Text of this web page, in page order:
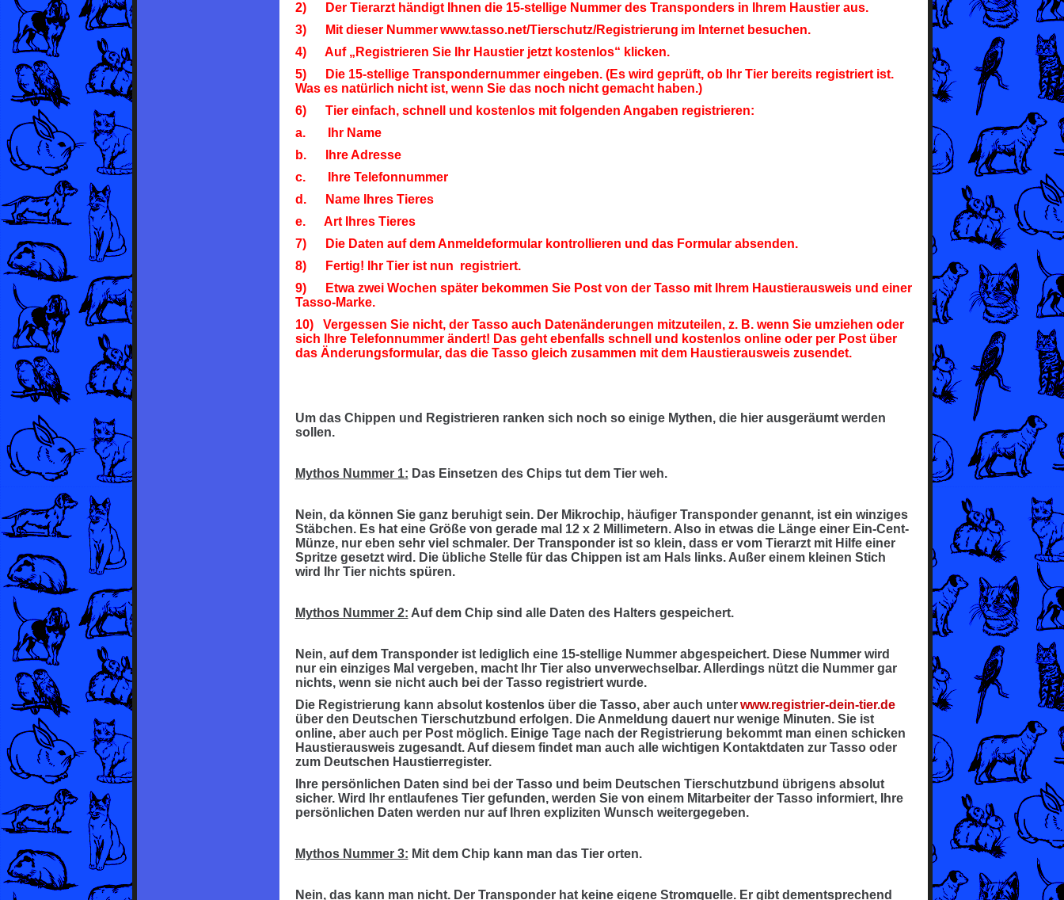
2) Der Tierarzt händigt Ihnen die 15-stellige Nummer des Transponders in Ihrem Haustier aus.
3) Mit dieser Nummer www.tasso.net/Tierschutz/Registrierung im Internet besuchen.
4) Auf „Registrieren Sie Ihr Haustier jetzt kostenlos“ klicken.
5) Die 15-stellige Transpondernummer eingeben. (Es wird geprüft, ob Ihr Tier bereits registriert ist.
Was es natürlich nicht ist, wenn Sie das noch nicht gemacht haben.)
6) Tier einfach, schnell und kostenlos mit folgenden Angaben registrieren:
a. Ihr Name
b. Ihre Adresse
c. Ihre Telefonnummer­
d. Name Ihres Tieres
e. Art Ihres Tieres
7) Die Daten auf dem Anmeldeformular kontrollieren und das Formular absenden.
8) Fertig! Ihr Tier ist nun registriert.
9) Etwa zwei Wochen später bekommen Sie Post von der Tasso mit Ihrem Haustierausweis und einer
Tasso-Marke.
10) Vergessen Sie nicht, der Tasso auch Datenänderungen mitzuteilen, z. B. wenn Sie umziehen oder
sich Ihre Telefonnummer ändert! Das geht ebenfalls schnell und kostenlos online oder per Post über
das Änderungsformular, das die Tasso gleich zusammen mit dem Haustierausweis zusendet.
Um das Chippen und Registrieren ranken sich noch so einige Mythen, die hier ausgeräumt werden
sollen.
Mythos Nummer 1: Das Einsetzen des Chips tut dem Tier weh.
Nein, da können Sie ganz beruhigt sein. Der Mikrochip, häufiger Transponder genannt, ist ein winziges
Stäbchen. Es hat eine Größe von gerade mal 12 x 2 Millimetern. Also in etwas die Länge einer Ein-Cent-
Münze, nur eben sehr viel schmaler. Der Transponder ist so klein, dass er vom Tierarzt mit Hilfe einer
Spritze gesetzt wird. Die übliche Stelle für das Chippen ist am Hals links. Außer einem kleinen Stich
wird Ihr Tier nichts spüren.
Mythos Nummer 2: Auf dem Chip sind alle Daten des Halters gespeichert.
Nein, auf dem Transponder ist lediglich eine 15-stellige Nummer abgespeichert. Diese Nummer wird
nur ein einziges Mal vergeben, macht Ihr Tier also unverwechselbar. Allerdings nützt die Nummer gar
nichts, wenn sie nicht auch bei der Tasso registriert wurde.
Die Registrierung kann absolut kostenlos über die Tasso, aber auch unter www.registrier-dein-tier.de
über den Deutschen Tierschutzbund erfolgen. Die Anmeldung dauert nur wenige Minuten. Sie ist
online, aber auch per Post möglich. Einige Tage nach der Registrierung bekommt man einen schicken
Haustierausweis zugesandt. Auf diesem findet man auch alle wichtigen Kontaktdaten zur Tasso oder
zum Deutschen Haustierregister.
Ihre persönlichen Daten sind bei der Tasso und beim Deutschen Tierschutzbund übrigens absolut
sicher. Wird Ihr entlaufenes Tier gefunden, werden Sie von einem Mitarbeiter der Tasso informiert, Ihre
persönlichen Daten werden nur auf Ihren expliziten Wunsch weitergegeben.
Mythos Nummer 3: Mit dem Chip kann man das Tier orten.
Nein, das kann man nicht. Der Transponder hat keine eigene Stromquelle. Er gibt dementsprechend